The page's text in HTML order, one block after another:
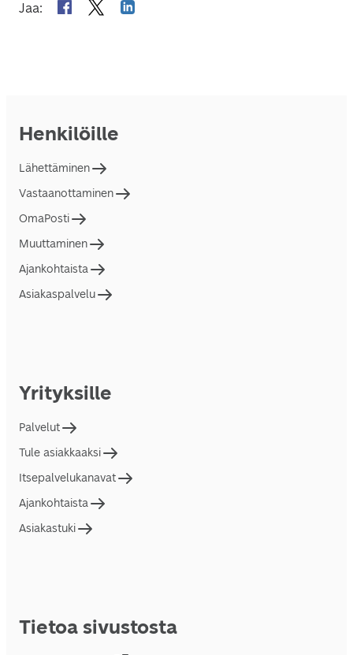
Jaa:
Henkilöille
Lähettäminen
Vastaanottaminen
OmaPosti
Muuttaminen
Ajankohtaista
Asiakaspalvelu
Yrityksille
Palvelut
Tule asiakkaaksi
Itsepalvelukanavat
Ajankohtaista
Asiakastuki
Tietoa sivustosta